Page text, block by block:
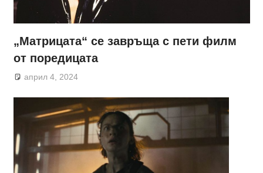
„Матрицата“ се завръща с пети филм
от поредицата
април 4, 2024